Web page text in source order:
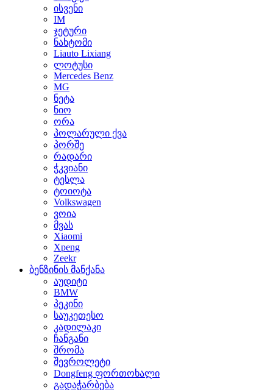
ისვენი
IM
ჯეტური
ნახტომი
Liauto Lixiang
ლოტუსი
Mercedes Benz
MG
ნეტა
ნიო
ორა
პოლარული ქვა
პორშე
რადარი
ჭკვიანი
ტესლა
ტოიოტა
Volkswagen
ვოია
მვას
Xiaomi
Xpeng
Zeekr
ბენზინის მანქანა
აუდიტი
BMW
პეკინი
საუკეთესო
კადილაკი
ჩანგანი
შრომა
შევროლეტი
Dongfeng ფორთოხალი
გადაჭარბება